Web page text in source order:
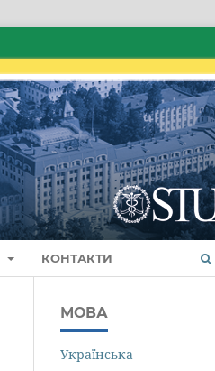
КОНТАКТИ
МОВА
Українська